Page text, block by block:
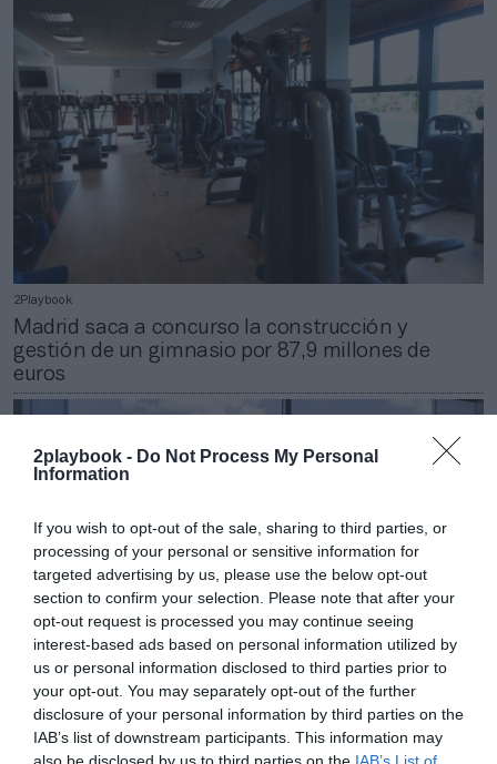
2playbook - Do Not Process My Personal
Information
If you wish to opt-out of the sale, sharing to third parties, or
processing of your personal or sensitive information for
targeted advertising by us, please use the below opt-out
section to confirm your selection. Please note that after your
opt-out request is processed you may continue seeing
interest-based ads based on personal information utilized by
us or personal information disclosed to third parties prior to
your opt-out. You may separately opt-out of the further
disclosure of your personal information by third parties on the
IAB’s list of downstream participants. This information may
also be disclosed by us to third parties on the IAB’s List of
2Playbook
Madrid saca a concurso la construcción y
gestión de un gimnasio por 87,9 millones de
euros
2Playbook
Madrid busca aliado para prestar servicios